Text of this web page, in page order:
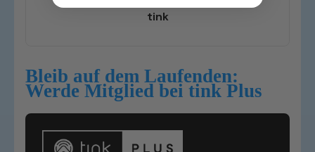
tink
Bleib auf dem Laufenden:
Werde Mitglied bei tink Plus